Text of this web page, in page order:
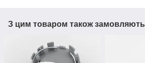
З цим товаром також замовляють